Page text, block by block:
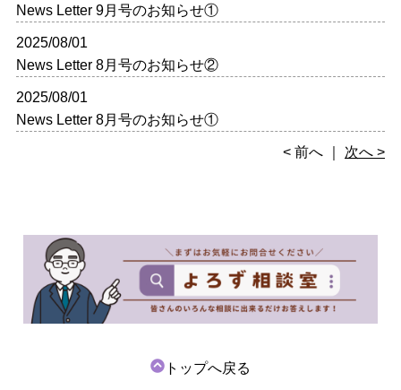
News Letter 9月号のお知らせ①
2025/08/01
News Letter 8月号のお知らせ②
2025/08/01
News Letter 8月号のお知らせ①
< 前へ 次へ >
トップへ戻る